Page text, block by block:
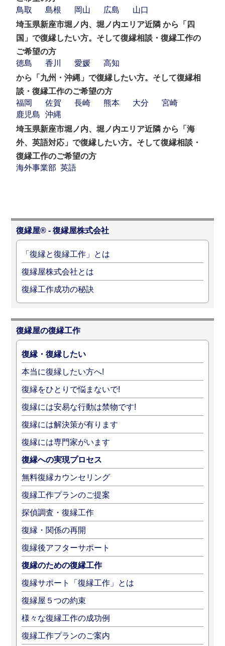
鳥取
島根 岡山 広島
山口
埼玉県新座市堀ノ内、堀ノ内エリア近隣 から「四
国」で復縁したい方。そして復縁相談・復縁工作の
ご希望の方
徳島
香川 愛媛
高知
から「九州・沖縄」で復縁したい方。そして復縁相
談・復縁工作のご希望の方
福岡
佐賀 長崎 熊本 大分
宮崎
鹿児島
沖縄
埼玉県新座市堀ノ内、堀ノ内エリア近隣 から「海
外、英語対応」で復縁したい方。そして復縁相談・
復縁工作のご希望の方
海外事業部 英語
復縁屋® - 復縁屋株式会社
「復縁と復縁工作」とは
復縁屋株式会社とは
復縁工作成功の秘訣
復縁屋の復縁工作
復縁・復縁したい
本当に復縁したい方へ!
復縁をひとりで悩まないで!
復縁には安易な行動は禁物です!
復縁には解決策が有ります
復縁には専門家がいます
復縁への実現プロセス
無料復縁カウンセリング
復縁工作プランのご提案
探偵調査・復縁工作
復縁・関係の再開
復縁後アフターサポート
復縁のための復縁工作
復縁サポート「復縁工作」とは
復縁屋５つの約束
様々な復縁工作の成功例
復縁工作プランのご案内